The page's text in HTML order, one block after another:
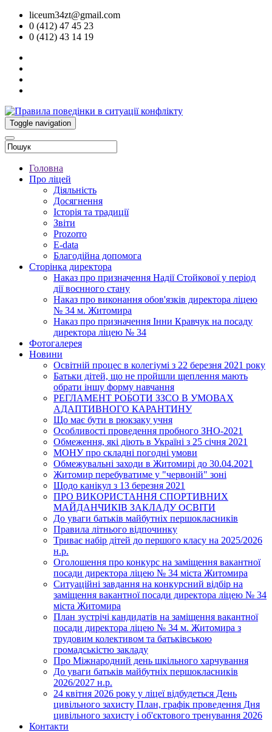
liceum34zt@gmail.com
0 (412) 47 45 23
0 (412) 43 14 19
Toggle navigation
Головна
Про ліцей
Діяльність
Досягнення
Історія та традиції
Звіти
Prozorro
E-data
Благодійна допомога
Сторінка директора
Наказ про призначення Надії Стойкової у період
дії воєнного стану
Наказ про виконання обов'язків директора ліцею
№ 34 м. Житомира
Наказ про призначення Інни Кравчук на посаду
директора ліцею № 34
Фотогалерея
Новини
Освітній процес в колегіумі з 22 березня 2021 року
Батьки дітей, що не пройшли щеплення мають
обрати іншу форму навчання
РЕГЛАМЕНТ РОБОТИ ЗЗСО В УМОВАХ
АДАПТИВНОГО КАРАНТИНУ
Що має бути в рюкзаку учня
Особливості проведення пробного ЗНО-2021
Обмеження, які діють в Україні з 25 січня 2021
МОНУ про складні погодні умови
Обмежувальні заходи в Житомирі до 30.04.2021
Житомир перебуватиме у "червоній" зоні
Щодо канікул з 13 березня 2021
ПРО ВИКОРИСТАННЯ СПОРТИВНИХ
МАЙДАНЧИКІВ ЗАКЛАДУ ОСВІТИ
До уваги батьків майбутніх першокласників
Правила літнього відпочинку
Триває набір дітей до першого класу на 2025/2026
н.р.
Оголошення про конкурс на заміщення вакантної
посади директора ліцею № 34 міста Житомира
Ситуаційні завдання на конкурсний відбір на
заміщення вакантної посади директора ліцею № 34
міста Житомира
План зустрічі кандидатів на заміщення вакантної
посади директора ліцею № 34 м. Житомира з
трудовим колективом та батьківською
громадськістю закладу
Про Міжнародний день шкільного харчування
До уваги батьків майбутніх першокласників
2026/2027 н.р.
24 квітня 2026 року у ліцеї відбудеться День
цивільного захисту План, графік проведення Дня
цивільного захисту і об'єктового тренування 2026
Контакти